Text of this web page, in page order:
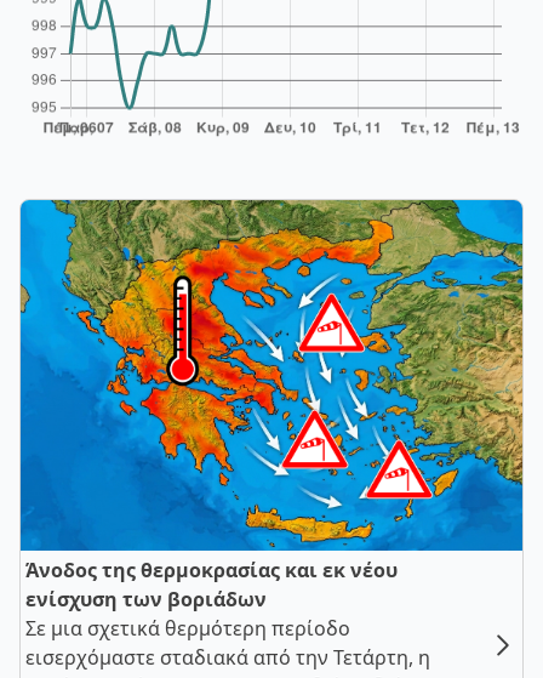
Άνοδος της θερμοκρασίας και εκ νέου
ενίσχυση των βοριάδων
Σε μια σχετικά θερμότερη περίοδο
εισερχόμαστε σταδιακά από την Τετάρτη, η